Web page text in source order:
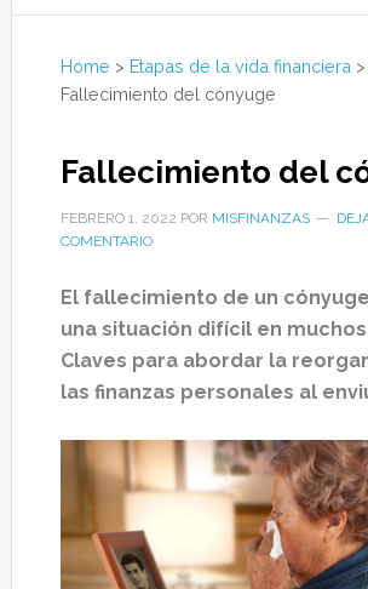
Home > Etapas de la vida financiera >
Fallecimiento del cónyuge
Fallecimiento del
FEBRERO 1, 2022 POR MISFINANZAS
COMENTARIO
El fallecimiento de un
una situación difícil en
Claves para abordar la
las finanzas personales al